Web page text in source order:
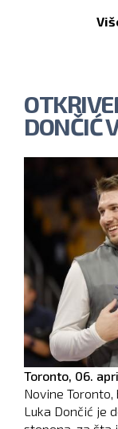
DONČIĆ
Toronto, 06.
Novine Toronto,
Luka Dončić je